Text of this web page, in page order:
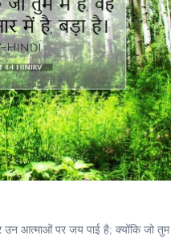
उन आत्माओं पर जय पाई है; क्योंकि जो तुम